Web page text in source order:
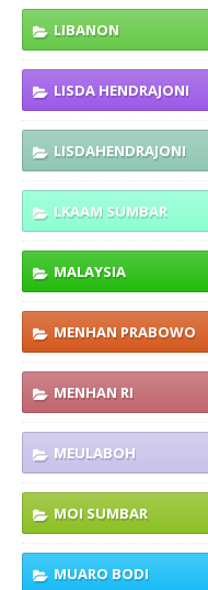
LIBANON
LISDA HENDRAJONI
LISDAHENDRAJONI
LKAAM SUMBAR
MALAYSIA
MENHAN PRABOWO
MENHAN RI
MEULABOH
MOI SUMBAR
MUARO BODI